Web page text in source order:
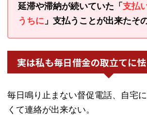
延滞や滞納が続いていた「 支払
うちに 」支払うことが出来たそ
実は私も毎日借金の取立てに
毎日鳴り止まない督促電話、自宅
くて連絡が出来ない。